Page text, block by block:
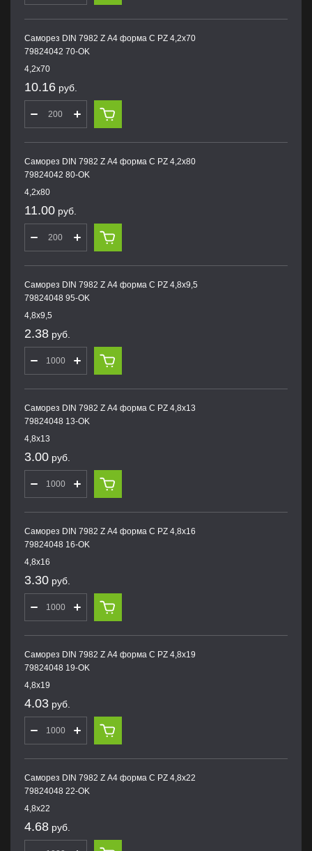
Саморез DIN 7982 Z А4 форма С PZ 4,2х70
79824042 70-OK
4,2х70
10.16 руб.
Саморез DIN 7982 Z А4 форма С PZ 4,2х80
79824042 80-OK
4,2х80
11.00 руб.
Саморез DIN 7982 Z А4 форма С PZ 4,8х9,5
79824048 95-OK
4,8х9,5
2.38 руб.
Саморез DIN 7982 Z А4 форма С PZ 4,8х13
79824048 13-OK
4,8х13
3.00 руб.
Саморез DIN 7982 Z А4 форма С PZ 4,8х16
79824048 16-OK
4,8х16
3.30 руб.
Саморез DIN 7982 Z А4 форма С PZ 4,8х19
79824048 19-OK
4,8х19
4.03 руб.
Саморез DIN 7982 Z А4 форма С PZ 4,8х22
79824048 22-OK
4,8х22
4.68 руб.